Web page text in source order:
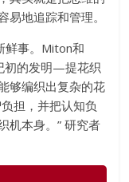
地追踪和管理。
鲜事。Miton和
初的发明—提花织
够编织出复杂的花
担，并把认知负
机本身。” 研究者